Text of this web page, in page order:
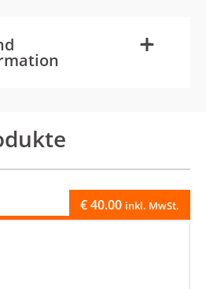
+
-
€40.00 inkl. MwSt.